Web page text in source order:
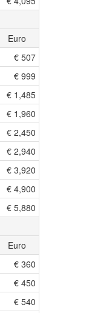
Euro
€ 507
€ 999
€ 1,485
€ 1,960
€ 2,450
€ 2,940
€ 3,920
€ 4,900
€ 5,880
Euro
€ 360
€ 450
€ 540